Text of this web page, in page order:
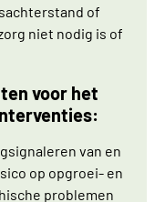
of
niet nodig is of
voor het
van en
op opgroei- en
problemen